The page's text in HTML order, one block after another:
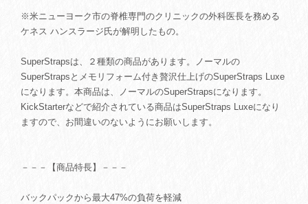
※米ニューヨーク市の脊椎専門のクリニックの外科医長を務める
ケネス ハンスラージ氏が解明したもの。
SuperStrapsは、２種類の商品があります。ノーマルの
SuperStrapsとメモリフォーム付き贅沢仕上げのSuperStraps Luxe
になります。本商品は、ノーマルのSuperStrapsになります。
KickStarterなどで紹介されている商品はSuperStraps Luxeになり
ますので、お間違いのないようにお願いします。
－－－【商品特長】－－－
バックパックから最大47%の負荷を軽減